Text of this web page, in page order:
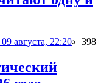
09 августа, 22:20 398